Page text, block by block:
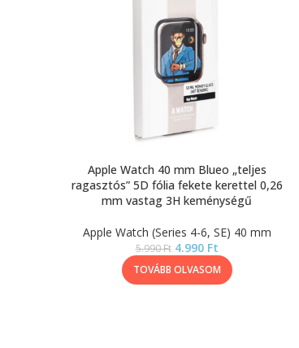
Apple Watch 40 mm Blueo „teljes
ragasztós” 5D fólia fekete kerettel 0,26
mm vastag 3H keménységű
Apple Watch (Series 4-6, SE) 40 mm
5.990Ft 4.990 Ft
TOVÁBB OLVASOM